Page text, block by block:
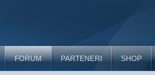
FORUM PARTENERI SHOP